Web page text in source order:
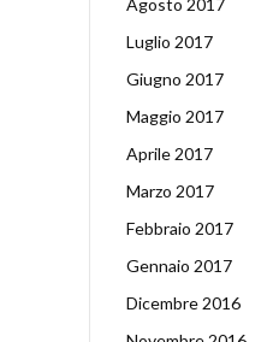
Agosto 2017
Luglio 2017
Giugno 2017
Maggio 2017
Aprile 2017
Marzo 2017
Febbraio 2017
Gennaio 2017
Dicembre 2016